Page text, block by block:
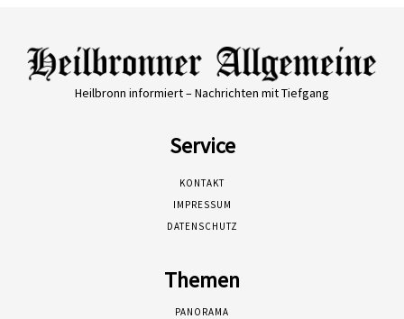
Heilbronn informiert – Nachrichten mit Tiefgang
Service
KONTAKT
IMPRESSUM
DATENSCHUTZ
Themen
PANORAMA